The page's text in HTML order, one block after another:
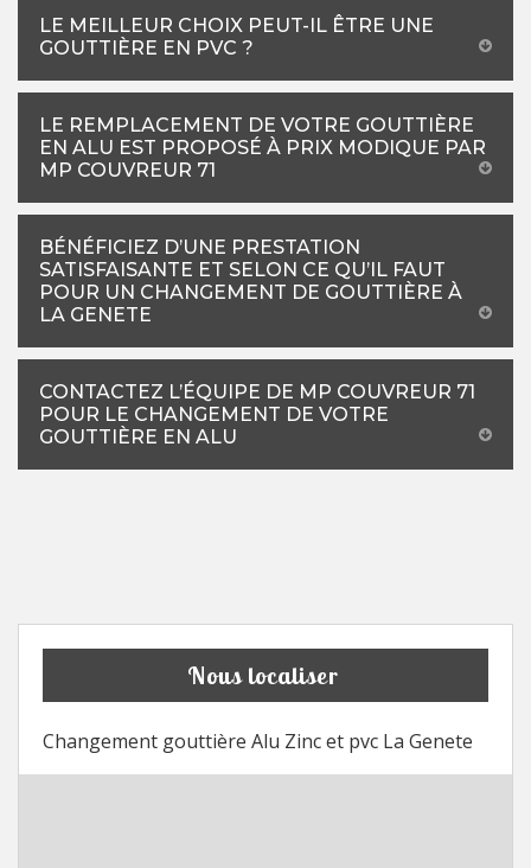
LE MEILLEUR CHOIX PEUT-IL ÊTRE UNE
GOUTTIÈRE EN PVC ?
LE REMPLACEMENT DE VOTRE GOUTTIÈRE
EN ALU EST PROPOSÉ À PRIX MODIQUE PAR
MP COUVREUR 71
BÉNÉFICIEZ D’UNE PRESTATION
SATISFAISANTE ET SELON CE QU’IL FAUT
POUR UN CHANGEMENT DE GOUTTIÈRE À
LA GENETE
CONTACTEZ L’ÉQUIPE DE MP COUVREUR 71
POUR LE CHANGEMENT DE VOTRE
GOUTTIÈRE EN ALU
Nous localiser
Changement gouttière Alu Zinc et pvc La Genete